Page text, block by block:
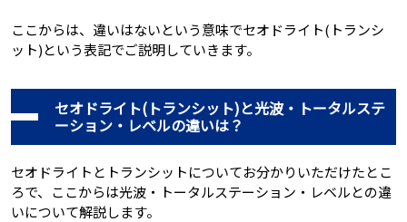
ここからは、違いはないという意味でセオドライト(トランシ
ット)という表記でご説明していきます。
セオドライト(トランシット)と光波・トータルステ
ーション・レベルの違いは？
セオドライトとトランシットについてお分かりいただけたとこ
ろで、ここからは光波・トータルステーション・レベルとの違
いについて解説します。